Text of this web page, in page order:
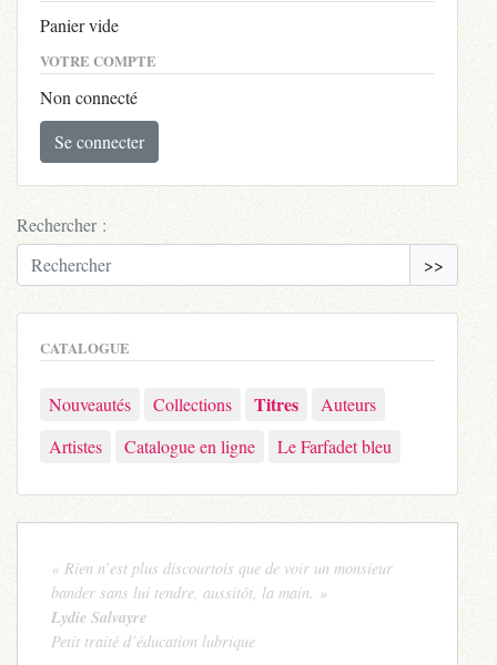
Panier vide
VOTRE COMPTE
Non connecté
Se connecter
Rechercher :
>>
CATALOGUE
Nouveautés Collections Titres
Auteurs
Artistes
Catalogue en ligne Le Farfadet bleu
« Rien n’est plus discourtois que de voir un monsieur
bander sans lui tendre, aussitôt, la main. »
Lydie Salvayre
Petit traité d’éducation lubrique